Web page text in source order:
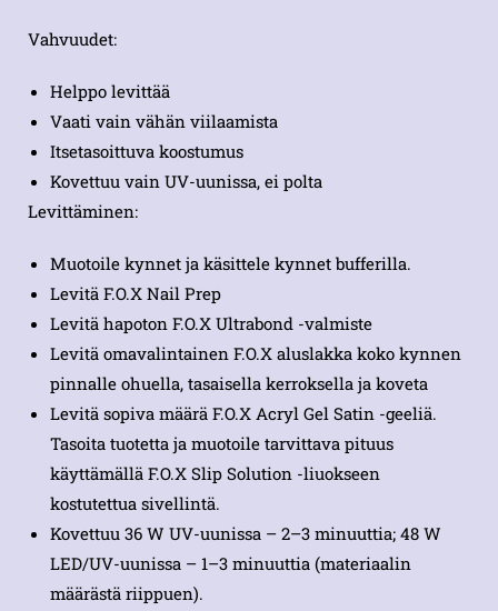
Vahvuudet:
Helppo levittää
Vaati vain vähän viilaamista
Itsetasoittuva koostumus
Kovettuu vain UV-uunissa, ei polta
Levittäminen:
Muotoile kynnet ja käsittele kynnet bufferilla.
Levitä F.O.X Nail Prep
Levitä hapoton F.O.X Ultrabond -valmiste
Levitä omavalintainen F.O.X aluslakka koko kynnen
pinnalle ohuella, tasaisella kerroksella ja koveta
Levitä sopiva määrä F.O.X Acryl Gel Satin -geeliä.
Tasoita tuotetta ja muotoile tarvittava pituus
käyttämällä F.O.X Slip Solution -liuokseen
kostutettua sivellintä.
Kovettuu 36 W UV-uunissa – 2–3 minuuttia; 48 W
LED/UV-uunissa – 1–3 minuuttia (materiaalin
määrästä riippuen).